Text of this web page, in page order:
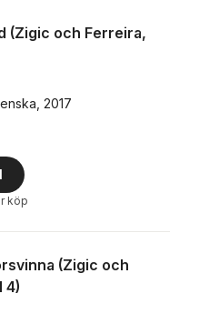
(Zigic och Ferreira,
2017
Totalt antal röster:
köp
(Zigic och
4)